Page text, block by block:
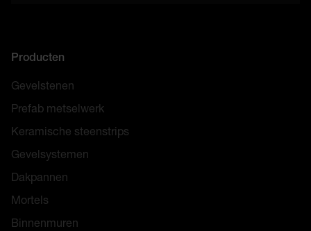
Producten
Gevelstenen
Prefab metselwerk
Keramische steenstrips
Gevelsystemen
Dakpannen
Mortels
Binnenmuren